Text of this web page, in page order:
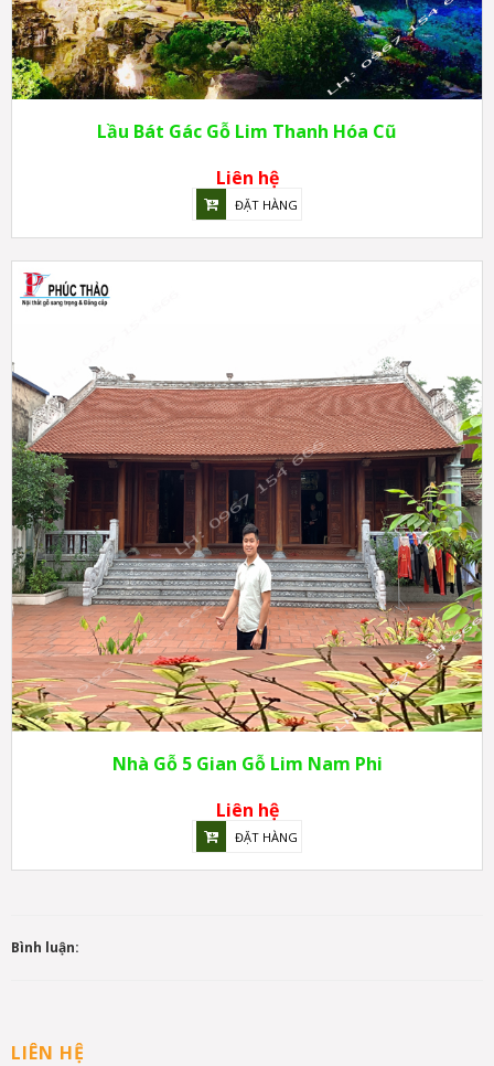
Lầu Bát Gác Gỗ Lim Thanh Hóa Cũ
Liên hệ
ĐẶT HÀNG
Nhà Gỗ 5 Gian Gỗ Lim Nam Phi
Liên hệ
ĐẶT HÀNG
Bình luận:
LIÊN HỆ